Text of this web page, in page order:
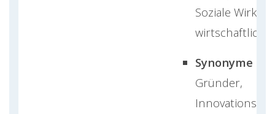
Soziale
Synonyme
Gründer,